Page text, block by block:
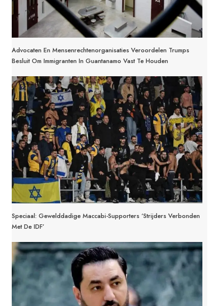
Advocaten En Mensenrechtenorganisaties Veroordelen Trumps
Besluit Om Immigranten In Guantanamo Vast Te Houden
Speciaal: Gewelddadige Maccabi-Supporters ‘strijders Verbonden
Met De IDF’